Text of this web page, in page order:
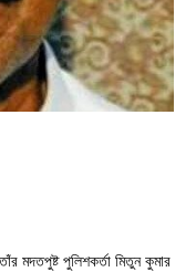
মদতপুষ্ট পুলিশকর্তা মিতুন কুমার